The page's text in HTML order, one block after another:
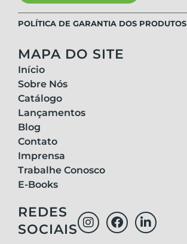
POLÍTICA DE GARANTIA DOS PRODUTOS
MAPA DO SITE
Início
Sobre Nós
Catálogo
Lançamentos
Blog
Contato
Imprensa
Trabalhe Conosco
E-Books
REDES
SOCIAIS